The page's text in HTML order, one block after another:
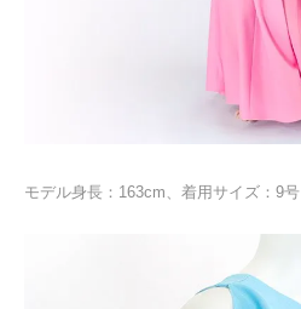
モデル身長：163cm、着用サイズ：9号